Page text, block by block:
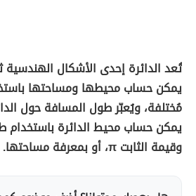
تُعد الدائرة إحدى الأشكال الهندسية
يمكن حساب محيطها ومساحتها
مُختلفة، ويُعبّر طول المسافة حول
يمكن حساب محيط الدائرة
وقيمة الثابت π، أو بمعرفة مساحتها.